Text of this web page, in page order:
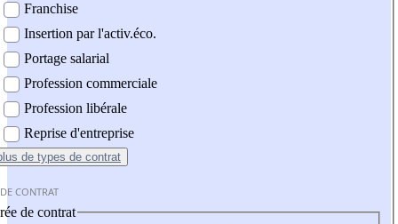
Franchise
Insertion par l'activ.éco.
Portage salarial
Profession commerciale
Profession libérale
Reprise d'entreprise
de types de contrat
CONTRAT
de contrat